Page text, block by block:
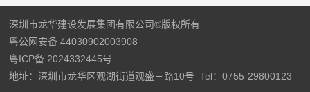
深圳市龙华建设发展集团有限公司©版权所有
粤公网安备 44030902003908
粤ICP备 2024332445号
地址：深圳市龙华区观湖街道观盛三路10号 Tel：0755-29800123